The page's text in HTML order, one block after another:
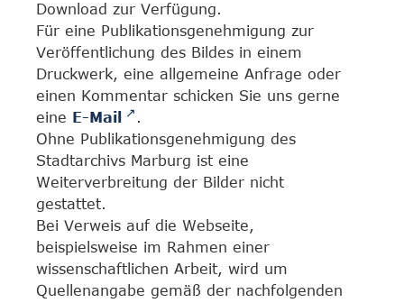
Download zur Verfügung.
Für eine Publikationsgenehmigung zur
Veröffentlichung des Bildes in einem
Druckwerk, eine allgemeine Anfrage oder
einen Kommentar schicken Sie uns gerne
eine E-Mail
.
Ohne Publikationsgenehmigung des
Stadtarchivs Marburg ist eine
Weiterverbreitung der Bilder nicht
gestattet.
Bei Verweis auf die Webseite,
beispielsweise im Rahmen einer
wissenschaftlichen Arbeit, wird um
Quellenangabe gemäß der nachfolgenden